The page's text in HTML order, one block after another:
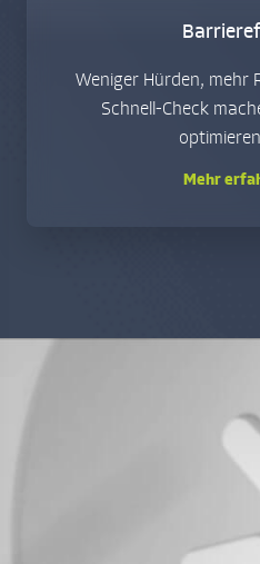
Weniger Hürden, mehr
Schnell-Check
Mehr